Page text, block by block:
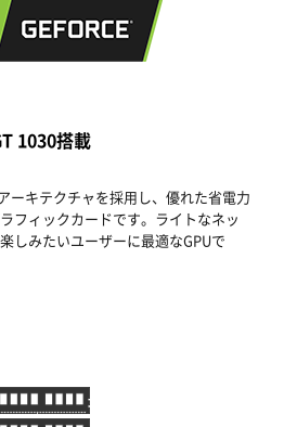
1030搭載
ーキテクチャを採用し、優れた省電力
フィックカードです。ライトなネッ
しみたいユーザーに最適なGPUで